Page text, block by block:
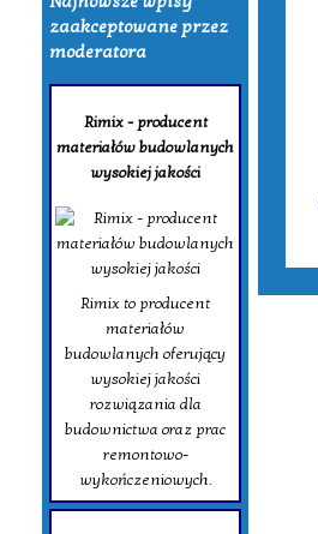
zaakceptowane przez
moderatora
Rimix - producent
materiałów budowlanych
wysokiej jakości
Rimix to producent
materiałów
budowlanych oferujący
wysokiej jakości
rozwiązania dla
budownictwa oraz prac
remontowo-
wykończeniowych.